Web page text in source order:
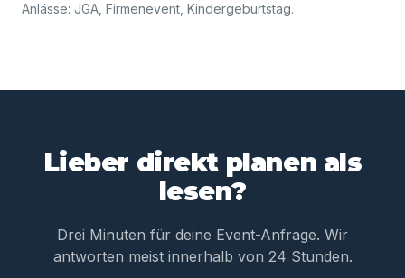
Anlässe: JGA, Firmenevent, Kindergeburtstag.
Lieber direkt planen als
lesen?
Drei Minuten für deine Event-Anfrage. Wir
antworten meist innerhalb von 24 Stunden.